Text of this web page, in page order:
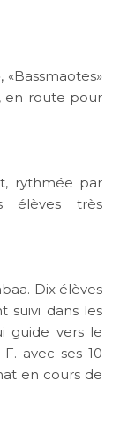
en route pour
rythmée par
élèves très
Dix élèves
suivi dans les
guide vers le
avec ses 10
en cours de